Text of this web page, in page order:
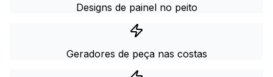
Designs de painel no peito
Geradores de peça nas costas